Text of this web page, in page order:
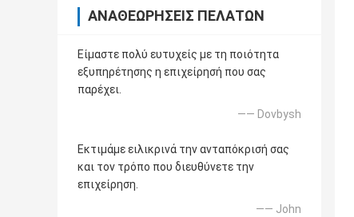
ΑΝΑΘΕΩΡΉΣΕΙΣ ΠΕΛΑΤΏΝ
Είμαστε πολύ ευτυχείς με τη ποιότητα
εξυπηρέτησης η επιχείρησή που σας
παρέχει.
—— Dovbysh
Εκτιμάμε ειλικρινά την ανταπόκρισή σας
και τον τρόπο που διευθύνετε την
επιχείρηση.
—— John